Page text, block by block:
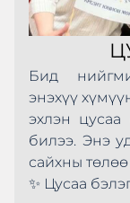
Бид
энэхүү
эхлэн цусаа
билээ. Энэ
сайхны
✨ Цусаа